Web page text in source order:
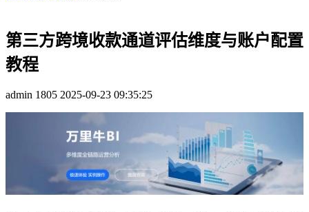
第三方跨境收款通道评估维度与账户配置
教程
admin 1805 2025-09-23 09:35:25